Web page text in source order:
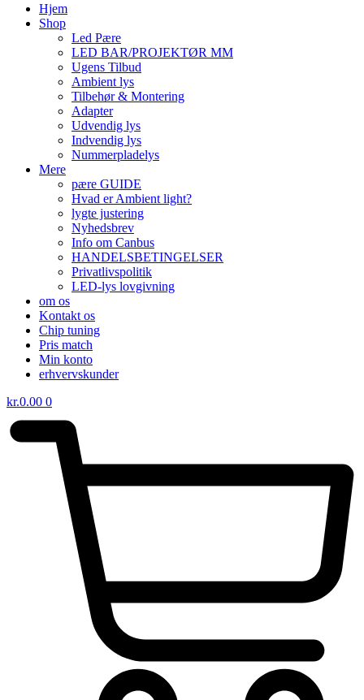
Hjem
Shop
Led Pære
LED BAR/PROJEKTØR MM
Ugens Tilbud
Ambient lys
Tilbehør & Montering
Adapter
Udvendig lys
Indvendig lys
Nummerpladelys
Mere
pære GUIDE
Hvad er Ambient light?
lygte justering
Nyhedsbrev
Info om Canbus
HANDELSBETINGELSER
Privatlivspolitik
LED-lys lovgivning
om os
Kontakt os
Chip tuning
Pris match
Min konto
erhvervskunder
kr.0.00 0